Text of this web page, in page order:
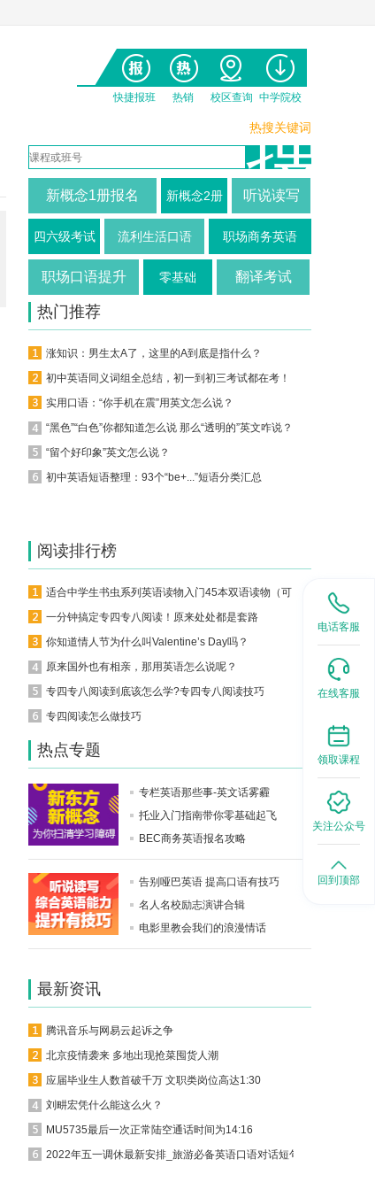
快捷报班 热销 校区查询 中学院校
热搜关键词
新概念1册报名 新概念2册 听说读写
四六级考试 流利生活口语 职场商务英语
职场口语提升 零基础 翻译考试
热门推荐
涨知识：男生太A了，这里的A到底是指什么？
初中英语同义词组全总结，初一到初三考试都在考！
实用口语：“你手机在震”用英文怎么说？
“黑色”“白色”你都知道怎么说 那么“透明的”英文咋说？
“留个好印象”英文怎么说？
初中英语短语整理：93个“be+...”短语分类汇总
阅读排行榜
一分钟搞定专四专八阅读！原来处处都是套路
你知道情人节为什么叫Valentine’s Day吗？
原来国外也有相亲，那用英语怎么说呢？
专四专八阅读到底该怎么学?专四专八阅读技巧
专四阅读怎么做技巧
热点专题
专栏英语那些事-英文话雾霾
托业入门指南带你零基础起飞
BEC商务英语报名攻略
告别哑巴英语 提高口语有技巧
名人名校励志演讲合辑
电影里教会我们的浪漫情话
最新资讯
腾讯音乐与网易云起诉之争
北京疫情袭来 多地出现抢菜囤货人潮
应届毕业生人数首破千万 文职类岗位高达1:30
刘畊宏凭什么能这么火？
MU5735最后一次正常陆空通话时间为14:16
2022年五一调休最新安排_旅游必备英语口语对话短句
电话客服
在线客服
领取课程
关注公众号
回到顶部